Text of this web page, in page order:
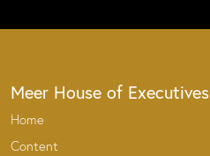
Meer House of Executives
Home
Content